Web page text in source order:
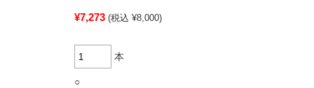
¥7,273 (税込 ¥8,000)
本
○